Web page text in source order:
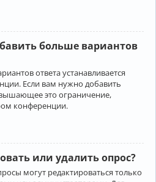
больше вариантов
ответа устанавливается
Если вам нужно добавить
это ограничение,
конференции.
или удалить опрос?
могут редактироваться только